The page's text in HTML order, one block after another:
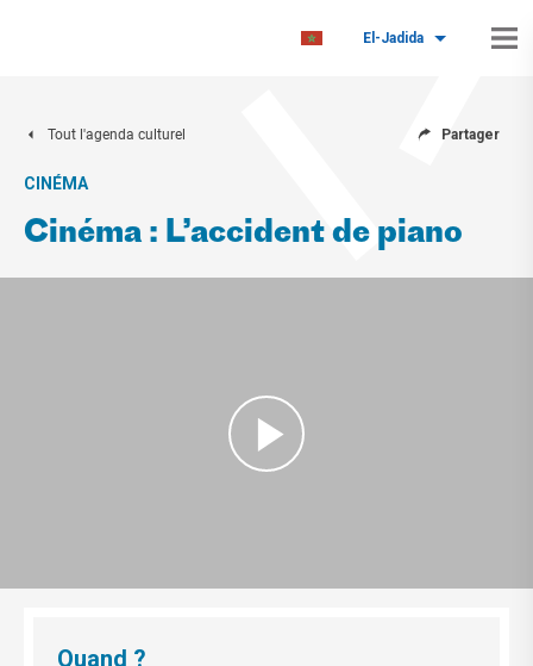
El-Jadida
Tout l'agenda culturel Partager
CINÉMA
Cinéma : L’accident de piano
Quand ?